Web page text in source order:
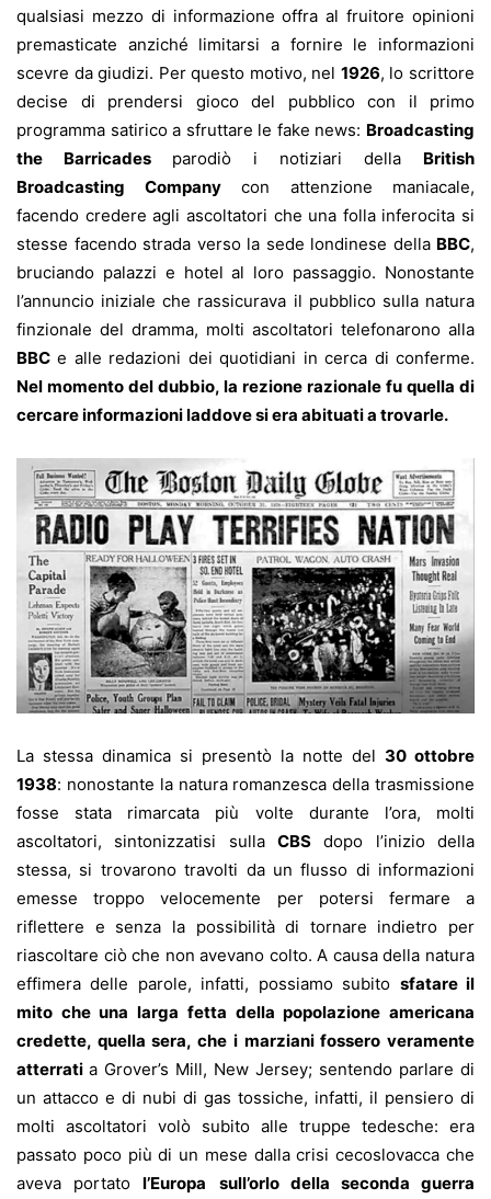
qualsiasi mezzo di informazione offra al fruitore opinioni
premasticate anziché limitarsi a fornire le informazioni
scevre da giudizi. Per questo motivo, nel 1926, lo scrittore
decise di prendersi gioco del pubblico con il primo
programma satirico a sfruttare le fake news: Broadcasting
the Barricades parodiò i notiziari della British
Broadcasting Companycon attenzione maniacale,
facendo credere agli ascoltatori che una folla inferocita si
stesse facendo strada verso la sede londinese della BBC,
bruciando palazzi e hotel al loro passaggio. Nonostante
l’annuncio iniziale che rassicurava il pubblico sulla natura
finzionale del dramma, molti ascoltatori telefonarono alla
BBC e alle redazioni dei quotidiani in cerca di conferme.
Nel momento del dubbio, la rezione razionale fu quella di
cercare informazioni laddove si era abituati a trovarle.
La stessa dinamica si presentò la notte del 30 ottobre
1938: nonostante la natura romanzesca della trasmissione
fosse stata rimarcata più volte durante l’ora, molti
ascoltatori, sintonizzatisi sulla CBS dopo l’inizio della
stessa, si trovarono travolti da un flusso di informazioni
emesse troppo velocemente per potersi fermare a
riflettere e senza la possibilità di tornare indietro per
riascoltare ciò che non avevano colto. A causa della natura
effimera delle parole, infatti, possiamo subito sfatare il
mito che una larga fetta della popolazione americana
credette, quella sera, che i marziani fossero veramente
atterrati a Grover’s Mill, New Jersey; sentendo parlare di
un attacco e di nubi di gas tossiche, infatti, il pensiero di
molti ascoltatori volò subito alle truppe tedesche: era
passato poco più di un mese dalla crisi cecoslovacca che
aveva portatol’Europa
sull’orlo della seconda guerra